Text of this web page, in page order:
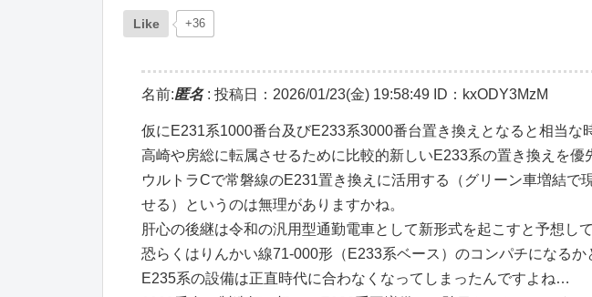
Like +36
名前:匿名: 投稿日：2026/01/23(金) 19:58:49 ID：kxODY3MzM
仮にE231系1000番台及びE233系3000番台置き換えとなると相当な
高崎や房総に転属させるために比較的新しいE233系の置き換えを優
ウルトラCで常磐線のE231置き換えに活用する（グリーン車増結で
せる）というのは無理がありますかね。
肝心の後継は令和の汎用型通勤電車として新形式を起こすと予想して
恐らくはりんかい線71-000形（E233系ベース）のコンパチになるか
E235系の設備は正直時代に合わなくなってしまったんですよね…